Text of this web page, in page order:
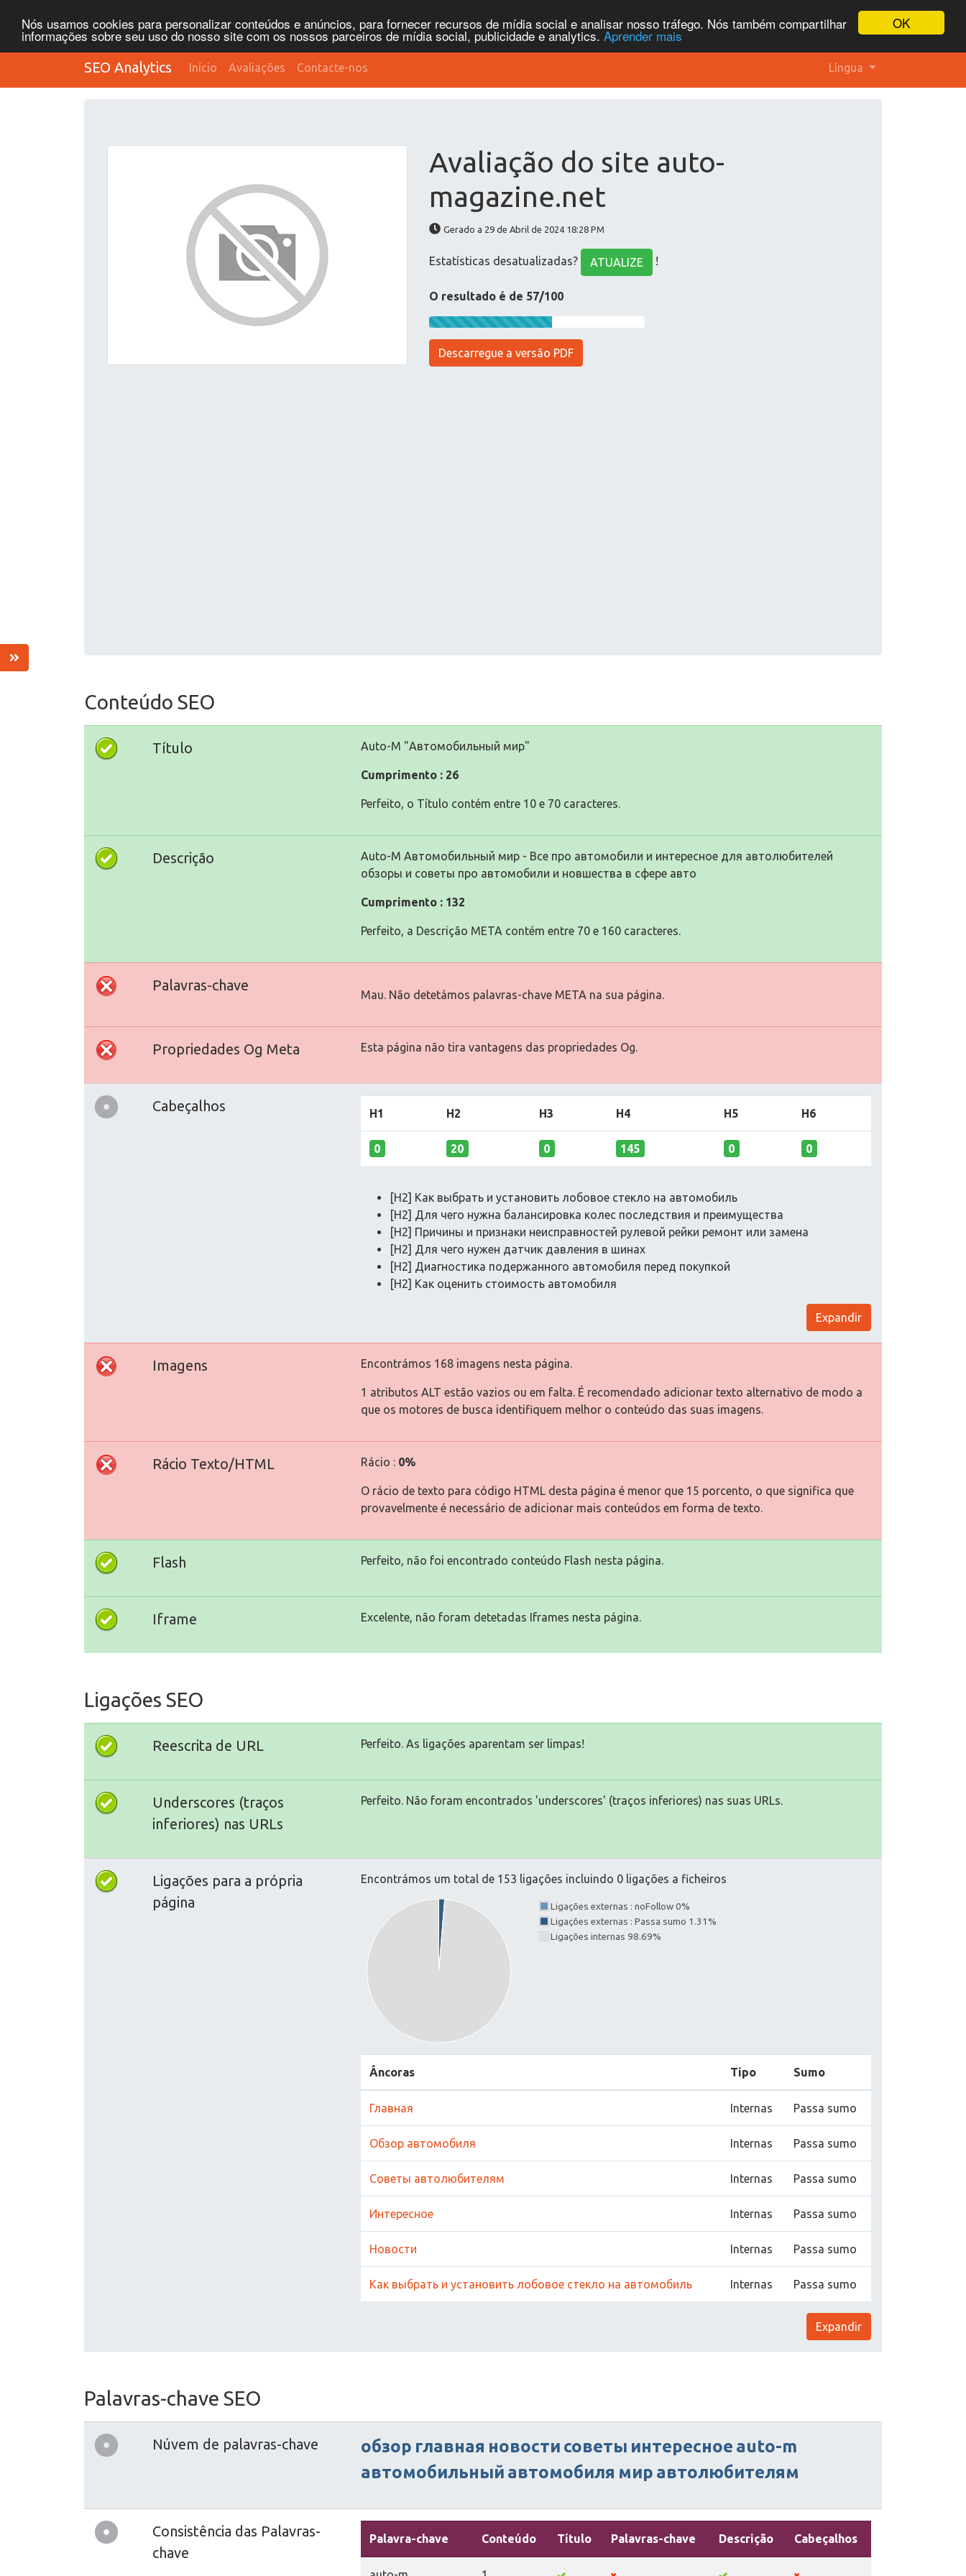
OK
Nós usamos cookies para personalizar conteúdos e anúncios, para fornecer recursos de mídia social e analisar nosso tráfego. Nós também compartilhar
informações sobre seu uso do nosso site com os nossos parceiros de mídia social, publicidade e analytics. Aprender mais
SEO Analytics Início Avaliações Contacte-nos Língua
Avaliação do site auto-
magazine.net
Gerado a 29 de Abril de 2024 18:28 PM
Estatísticas desatualizadas? ATUALIZE !
O resultado é de 57/100
Descarregue a versão PDF
Conteúdo SEO
Título Auto-M "Автомобильный мир"
Cumprimento : 26
Perfeito, o Título contém entre 10 e 70 caracteres.
Descrição
Auto-M Автомобильный мир - Все про автомобили и интересное для автолюбителей
обзоры и советы про автомобили и новшества в сфере авто
Cumprimento : 132
Perfeito, a Descrição META contém entre 70 e 160 caracteres.
Palavras-chave
Mau. Não detetámos palavras-chave META na sua página.
Propriedades Og Meta Esta página não tira vantagens das propriedades Og.
Cabeçalhos H1 H2 H3 H4 H5 H6
0 20 0 145 0 0
[H2] Как выбрать и установить лобовое стекло на автомобиль
[H2] Для чего нужна балансировка колес последствия и преимущества
[H2] Причины и признаки неисправностей рулевой рейки ремонт или замена
[H2] Для чего нужен датчик давления в шинах
[H2] Диагностика подержанного автомобиля перед покупкой
[H2] Как оценить стоимость автомобиля
Expandir
Imagens Encontrámos 168 imagens nesta página.
1 atributos ALT estão vazios ou em falta. É recomendado adicionar texto alternativo de modo a
que os motores de busca identifiquem melhor o conteúdo das suas imagens.
Rácio Texto/HTML Rácio : 0%
O rácio de texto para código HTML desta página é menor que 15 porcento, o que significa que
provavelmente é necessário de adicionar mais conteúdos em forma de texto.
Flash Perfeito, não foi encontrado conteúdo Flash nesta página.
Iframe Excelente, não foram detetadas Iframes nesta página.
Ligações SEO
Reescrita de URL Perfeito. As ligações aparentam ser limpas!
Underscores (traços
inferiores) nas URLs
Perfeito. Não foram encontrados 'underscores' (traços inferiores) nas suas URLs.
Ligações para a própria
página
Encontrámos um total de 153 ligações incluindo 0 ligações a ficheiros
Ligações externas : noFollow 0%
Ligações externas : Passa sumo 1.31%
Ligações internas 98.69%
Âncoras Tipo Sumo
Главная Internas Passa sumo
Обзор автомобиля Internas Passa sumo
Советы автолюбителям Internas Passa sumo
Интересное Internas Passa sumo
Новости Internas Passa sumo
Как выбрать и установить лобовое стекло на автомобиль Internas Passa sumo
Expandir
Palavras-chave SEO
Núvem de palavras-chave обзор главная новости советы интересное auto-m
автомобильный автомобиля мир автолюбителям
Consistência das Palavras-
chave
Palavra-chave Conteúdo Título Palavras-chave Descrição Cabeçalhos